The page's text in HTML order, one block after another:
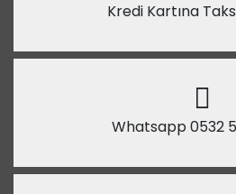
Kredi Kartına
Whatsapp 0532